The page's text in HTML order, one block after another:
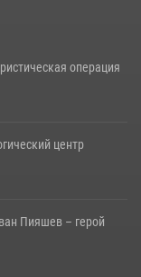
операция
центр
Пияшев – герой